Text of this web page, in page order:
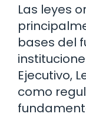
Las leyes
bases del
Ejecutivo,
como